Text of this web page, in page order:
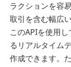
ラクションを容
取引を含む幅広
このAPIを使用
るリアルタイム
作成できます。